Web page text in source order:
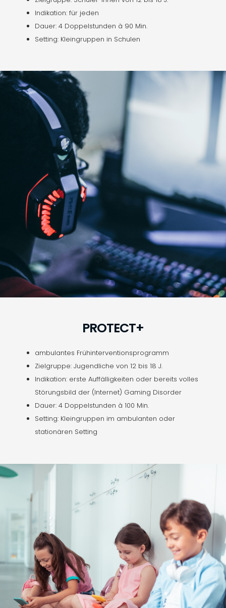
Indikation: für jeden
Dauer: 4 Doppelstunden à 90 Min.
Setting: Kleingruppen in Schulen
PROTECT+​
ambulantes Frühinterventionsprogramm
Zielgruppe: Jugendliche von 12 bis 18 J.
Indikation: erste Auffälligkeiten oder bereits volles
Störungsbild der (Internet) Gaming Disorder
Dauer: 4 Doppelstunden à 100 Min.
Setting: Kleingruppen im ambulanten oder
stationären Setting